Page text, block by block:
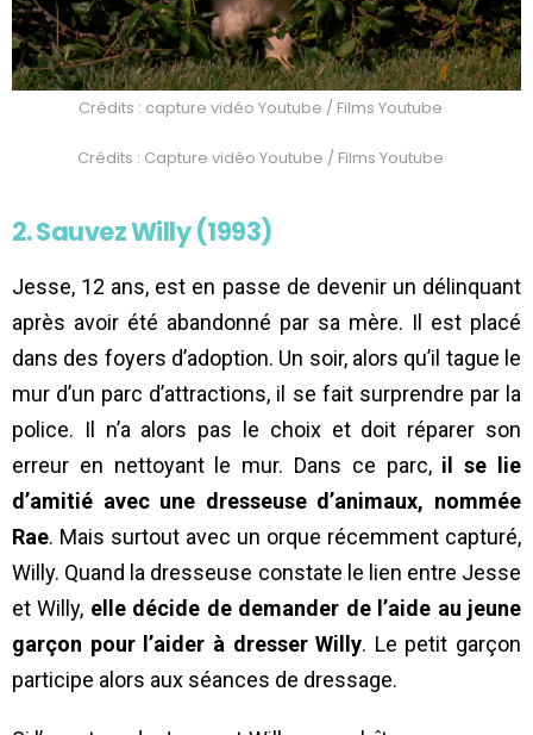
Crédits : capture vidéo Youtube / Films Youtube
Crédits : Capture vidéo Youtube / Films Youtube
2. Sauvez Willy (1993)
Jesse, 12 ans, est en passe de devenir un délinquant
après avoir été abandonné par sa mère. Il est placé
dans des foyers d’adoption. Un soir, alors qu’il tague le
mur d’un parc d’attractions, il se fait surprendre par la
police. Il n’a alors pas le choix et doit réparer son
erreur en nettoyant le mur. Dans ce parc, il se lie
d’amitié avec une dresseuse d’animaux, nommée
Rae. Mais surtout avec un orque récemment capturé,
Willy. Quand la dresseuse constate le lien entre Jesse
et Willy, elle décide de demander de l’aide au jeune
garçon pour l’aider à dresser Willy. Le petit garçon
participe alors aux séances de dressage.